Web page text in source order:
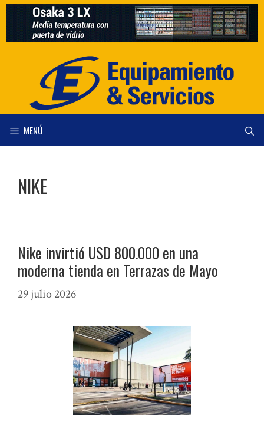
Saltar
contenido
MENÚ
NIKE
Nike invirtió USD 800.000 en una
moderna tienda en Terrazas de Mayo
29 julio 2026